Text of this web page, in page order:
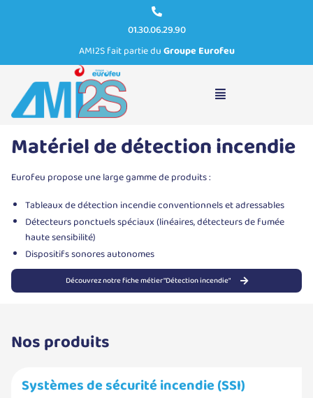
01.30.06.29.90
AMI2S fait partie duGroupe Eurofeu
Détection incendie
Matériel de détection incendie
Eurofeu propose une large gamme de produits :
Tableaux de détection incendie conventionnels et adressables
Détecteurs ponctuels spéciaux (linéaires, détecteurs de fumée
haute sensibilité)
Dispositifs sonores autonomes
Découvrez notre fiche métier "Détection incendie"
Nos produits
Systèmes de sécurité incendie (SSI)